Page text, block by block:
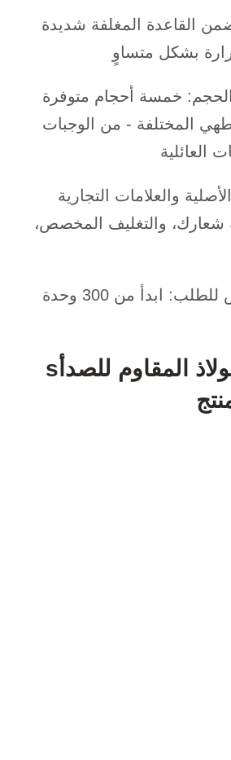
القاعدة المغلفة شديدة
بشكل متساوٍ
خمسة أحجام متوفرة
المختلفة - من الوجبات
العائلية
والعلامات التجارية
شعارك، والتغليف المخصص،
- حد أدنى منخفض للطلب: ابدأ من 300 وحدة
المقاوم للصدأ s